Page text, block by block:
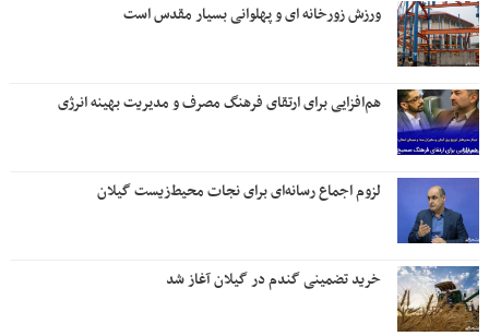
ورزش زورخانه ای و پهلوانی بسیار مقدس است
هم‌افزایی برای ارتقای فرهنگ مصرف و مدیریت بهینه انرژی
لزوم اجماع رسانه‌ای برای نجات محیط‌زیست گیلان
خرید تضمینی گندم در گیلان آغاز شد